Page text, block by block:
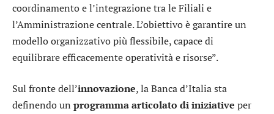
coordinamento e l’integrazione tra le Filiali e
l’Amministrazione centrale. L’obiettivo è garantire un
modello organizzativo più flessibile, capace di
equilibrare efficacemente operatività e risorse”.
Sul fronte dell’innovazione, la Banca d’Italia sta
definendo un programma articolato di iniziative per